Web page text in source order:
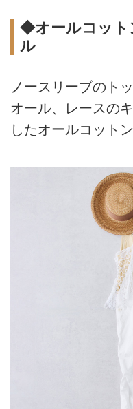
◆オールコット
ル
ノースリーブのト
オール、レースの
したオールコット